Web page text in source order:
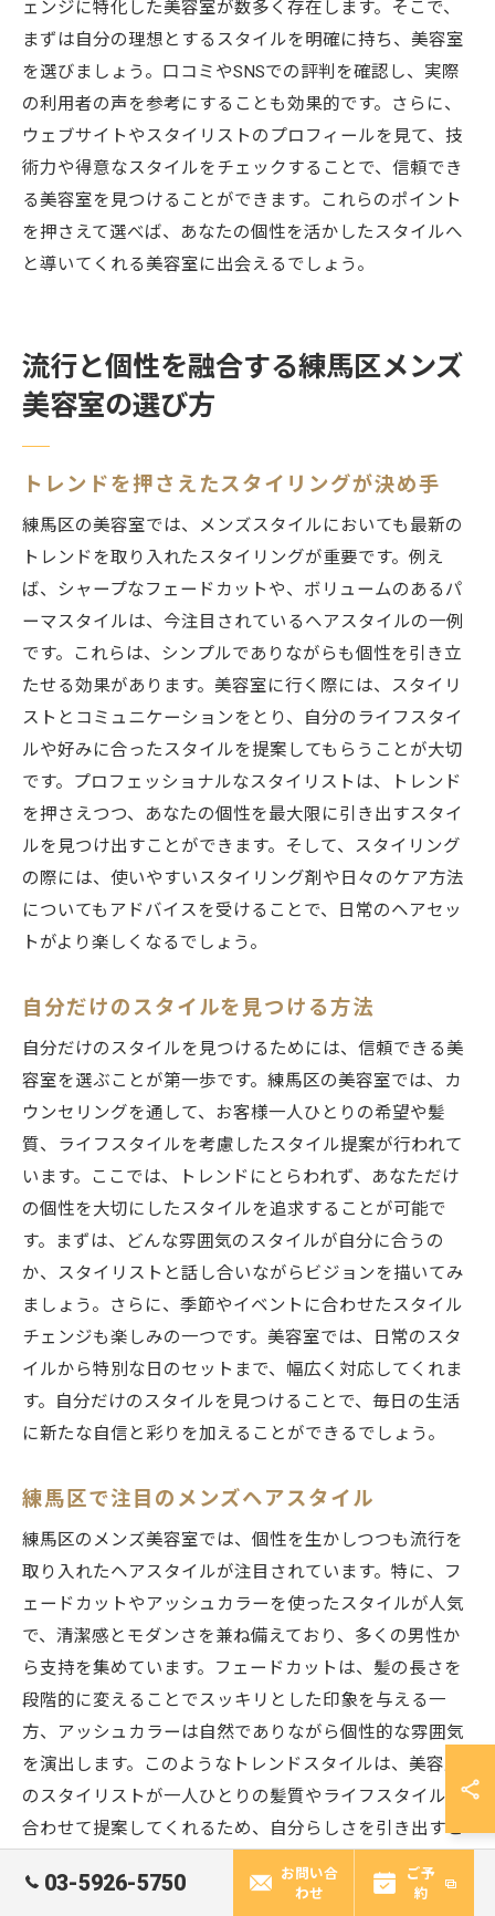
ェンジに特化した美容室が数多く存在します。そこで、
まずは自分の理想とするスタイルを明確に持ち、美容室
を選びましょう。口コミやSNSでの評判を確認し、実際
の利用者の声を参考にすることも効果的です。さらに、
ウェブサイトやスタイリストのプロフィールを見て、技
術力や得意なスタイルをチェックすることで、信頼でき
る美容室を見つけることができます。これらのポイント
を押さえて選べば、あなたの個性を活かしたスタイルへ
と導いてくれる美容室に出会えるでしょう。
流行と個性を融合する練馬区メンズ
美容室の選び方
トレンドを押さえたスタイリングが決め手
練馬区の美容室では、メンズスタイルにおいても最新の
トレンドを取り入れたスタイリングが重要です。例え
ば、シャープなフェードカットや、ボリュームのあるパ
ーマスタイルは、今注目されているヘアスタイルの一例
です。これらは、シンプルでありながらも個性を引き立
たせる効果があります。美容室に行く際には、スタイリ
ストとコミュニケーションをとり、自分のライフスタイ
ルや好みに合ったスタイルを提案してもらうことが大切
です。プロフェッショナルなスタイリストは、トレンド
を押さえつつ、あなたの個性を最大限に引き出すスタイ
ルを見つけ出すことができます。そして、スタイリング
の際には、使いやすいスタイリング剤や日々のケア方法
についてもアドバイスを受けることで、日常のヘアセッ
トがより楽しくなるでしょう。
自分だけのスタイルを見つける方法
自分だけのスタイルを見つけるためには、信頼できる美
容室を選ぶことが第一歩です。練馬区の美容室では、カ
ウンセリングを通して、お客様一人ひとりの希望や髪
質、ライフスタイルを考慮したスタイル提案が行われて
います。ここでは、トレンドにとらわれず、あなただけ
の個性を大切にしたスタイルを追求することが可能で
す。まずは、どんな雰囲気のスタイルが自分に合うの
か、スタイリストと話し合いながらビジョンを描いてみ
ましょう。さらに、季節やイベントに合わせたスタイル
チェンジも楽しみの一つです。美容室では、日常のスタ
イルから特別な日のセットまで、幅広く対応してくれま
す。自分だけのスタイルを見つけることで、毎日の生活
に新たな自信と彩りを加えることができるでしょう。
練馬区で注目のメンズヘアスタイル
練馬区のメンズ美容室では、個性を生かしつつも流行を
取り入れたヘアスタイルが注目されています。特に、フ
ェードカットやアッシュカラーを使ったスタイルが人気
で、清潔感とモダンさを兼ね備えており、多くの男性か
ら支持を集めています。フェードカットは、髪の長さを
段階的に変えることでスッキリとした印象を与える一
方、アッシュカラーは自然でありながら個性的な雰囲気
を演出します。このようなトレンドスタイルは、美容室
のスタイリストが一人ひとりの髪質やライフスタイルに
合わせて提案してくれるため、自分らしさを引き出すこ
れが簡単で、忙しい生活を送る男性にもぴったりです。
03-5926-5750
お問い合
わせ
ご予
約